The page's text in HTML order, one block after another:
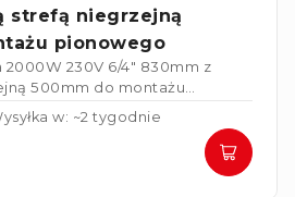
strefą niegrzejną
pionowego
2000W 230V 6/4" 830mm z
500mm do montażu
w: ~2 tygodnie